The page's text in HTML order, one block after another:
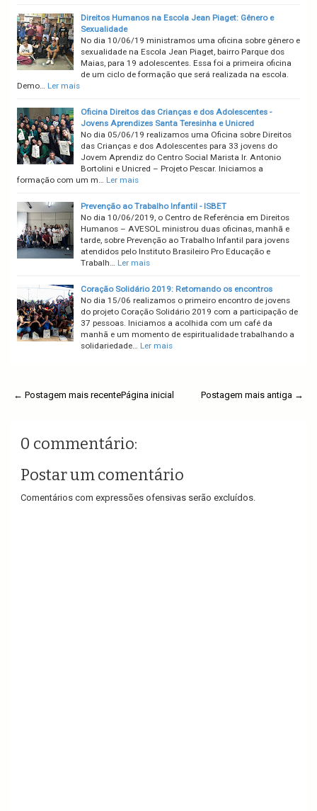
Direitos Humanos na Escola Jean Piaget: Gênero e
Sexualidade
No dia 10/06/19 ministramos uma oficina sobre gênero e
sexualidade na Escola Jean Piaget, bairro Parque dos
Maias, para 19 adolescentes. Essa foi a primeira oficina
de um ciclo de formação que será realizada na escola.
Demo… Ler mais
Oficina Direitos das Crianças e dos Adolescentes -
Jovens Aprendizes Santa Teresinha e Unicred
No dia 05/06/19 realizamos uma Oficina sobre Direitos
das Crianças e dos Adolescentes para 33 jovens do
Jovem Aprendiz do Centro Social Marista Ir. Antonio
Bortolini e Unicred – Projeto Pescar. Iniciamos a
formação com um m… Ler mais
Prevenção ao Trabalho Infantil - ISBET
No dia 10/06/2019, o Centro de Referência em Direitos
Humanos – AVESOL ministrou duas oficinas, manhã e
tarde, sobre Prevenção ao Trabalho Infantil para jovens
atendidos pelo Instituto Brasileiro Pro Educação e
Trabalh… Ler mais
Coração Solidário 2019: Retomando os encontros
No dia 15/06 realizamos o primeiro encontro de jovens
do projeto Coração Solidário 2019 com a participação de
37 pessoas. Iniciamos a acolhida com um café da
manhã e um momento de espiritualidade trabalhando a
solidariedade… Ler mais
← Postagem mais recente Postagem mais antiga →
Página inicial
0 commentário:
Postar um comentário
Comentários com expressões ofensivas serão excluídos.